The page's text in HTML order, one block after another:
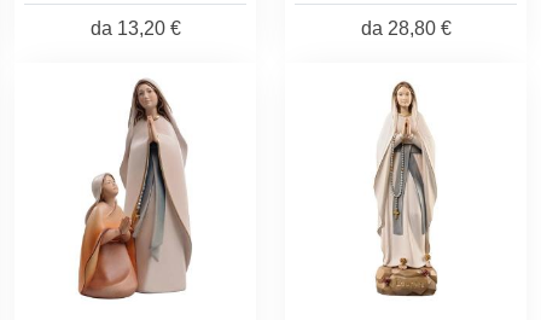
da 13,20 €
da 28,80 €